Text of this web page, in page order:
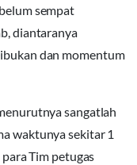
sempat
diantaranya
dan momentum
sangatlah
waktunya sekitar 1
Tim petugas